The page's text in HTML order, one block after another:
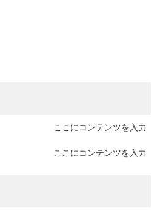
ここにコンテンツを入力
ここにコンテンツを入力